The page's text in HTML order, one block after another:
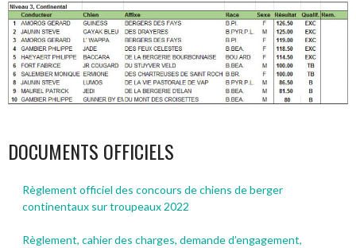
DOCUMENTS OFFICIELS
Règlement officiel des concours de chiens de berger
continentaux sur troupeaux 2022
Règlement, cahier des charges, demande d’engagement,